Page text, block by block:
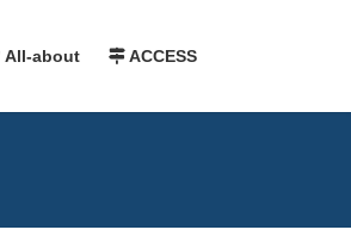
All-about ACCESS